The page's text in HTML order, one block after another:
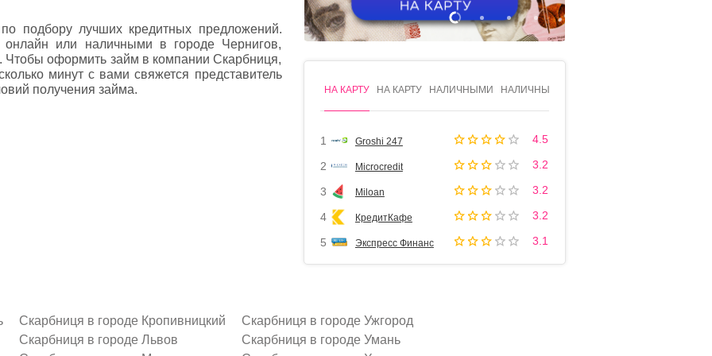
подбору лучших кредитных предложений.
или наличными в городе Чернигов,
Чтобы оформить займ в компании Скарбниця,
минут с вами свяжется представитель
получения займа.
1 2 3 4
НА КАРТУ НА КАРТУ НАЛИЧНЫМИ НАЛИЧНЫМИ
1 Groshi 247 4.5
2 Microcredit 3.2
3 Miloan 3.2
4 КредитКафе 3.2
5 Экспресс Финанс 3.1
Скарбниця в городе Кропивницкий
Скарбниця в городе Львов
Скарбниця в городе Ужгород
Скарбниця в городе Умань